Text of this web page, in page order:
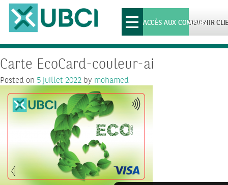
Toggle
navigationDEVENIR
ACCÈS AUX COMPTES
Carte EcoCard-couleur-ai
Posted on 5 juillet 2022 by mohamed